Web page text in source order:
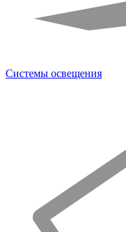
Системы освещения